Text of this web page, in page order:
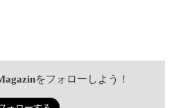
をフォローしよう！